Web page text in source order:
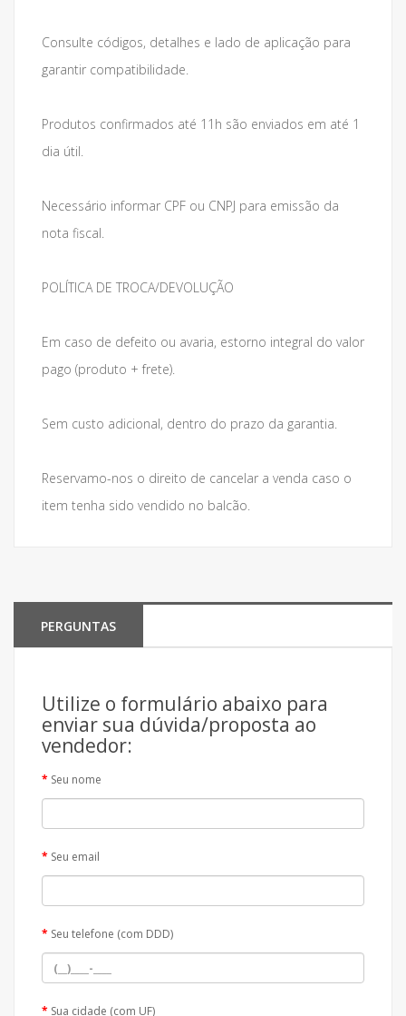
Consulte códigos, detalhes e lado de aplicação para
garantir compatibilidade.
Produtos confirmados até 11h são enviados em até 1
dia útil.
Necessário informar CPF ou CNPJ para emissão da
nota fiscal.
POLÍTICA DE TROCA/DEVOLUÇÃO
Em caso de defeito ou avaria, estorno integral do valor
pago (produto + frete).
Sem custo adicional, dentro do prazo da garantia.
Reservamo-nos o direito de cancelar a venda caso o
item tenha sido vendido no balcão.
PERGUNTAS
Utilize o formulário abaixo para
enviar sua dúvida/proposta ao
vendedor:
Seu nome
Seu email
Seu telefone (com DDD)
Sua cidade (com UF)